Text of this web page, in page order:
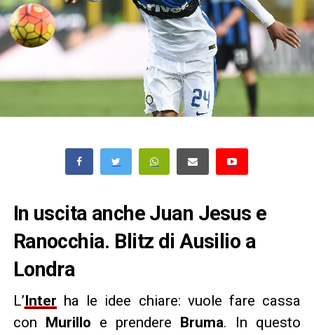
In uscita anche Juan Jesus e
Ranocchia. Blitz di Ausilio a
Londra
L’Inter ha le idee chiare: vuole fare cassa
con Murillo e prendere Bruma. In questo